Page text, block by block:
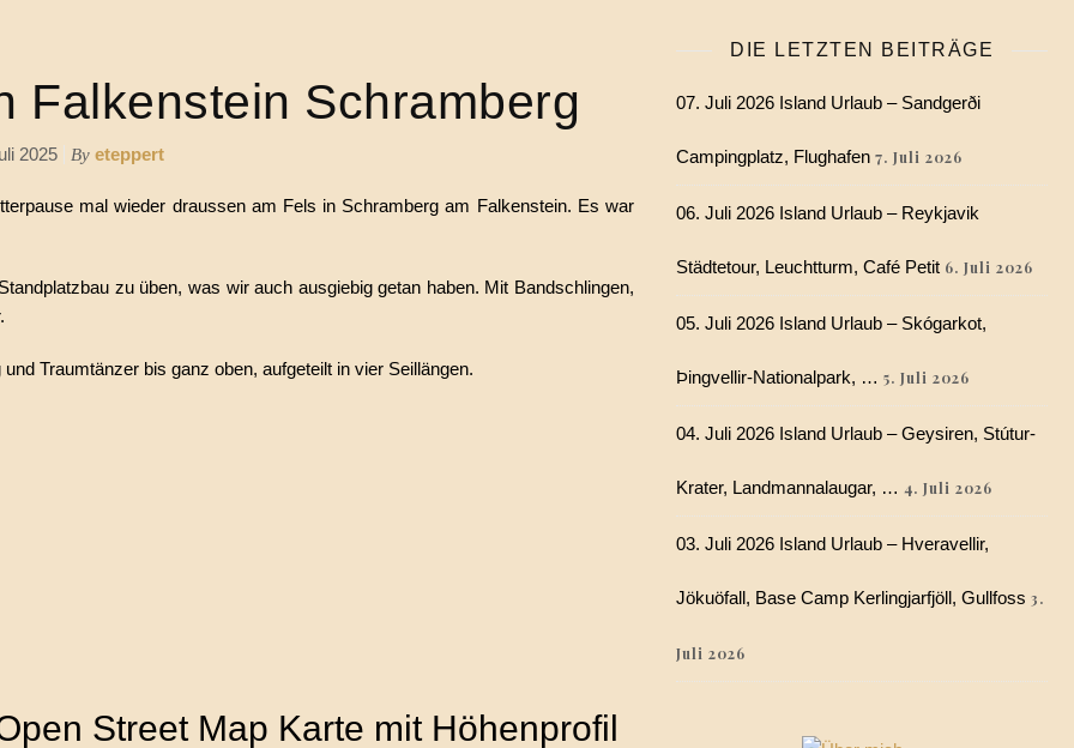
Falkenstein Schramberg
2025 By eteppert
mal wieder draussen am Fels in Schramberg am Falkenstein. Es war
zu üben, was wir auch ausgiebig getan haben. Mit Bandschlingen,
Traumtänzer bis ganz oben, aufgeteilt in vier Seillängen.
Street Map Karte mit Höhenprofil
DIE LETZTEN BEITRÄGE
07. Juli 2026 Island Urlaub – Sandgerði
Campingplatz, Flughafen 7. Juli 2026
06. Juli 2026 Island Urlaub – Reykjavik
Städtetour, Leuchtturm, Café Petit 6. Juli 2026
05. Juli 2026 Island Urlaub – Skógarkot,
Þingvellir-Nationalpark, … 5. Juli 2026
04. Juli 2026 Island Urlaub – Geysiren, Stútur-
Krater, Landmannalaugar, … 4. Juli 2026
03. Juli 2026 Island Urlaub – Hveravellir,
Jökuöfall, Base Camp Kerlingjarfjöll, Gullfoss 3.
Juli 2026